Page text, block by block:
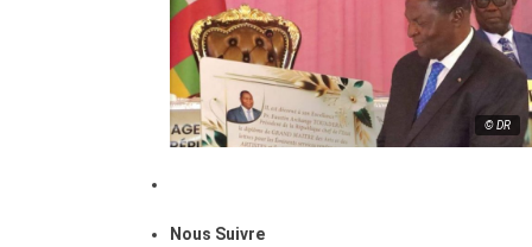
© DR
Nous Suivre